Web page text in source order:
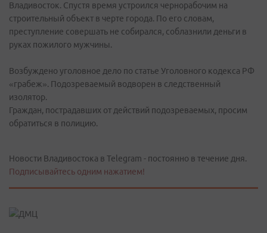
Владивосток. Спустя время устроился чернорабочим на
строительный объект в черте города. По его словам,
преступление совершать не собирался, соблазнили деньги в
руках пожилого мужчины.
Возбуждено уголовное дело по статье Уголовного кодекса РФ
«грабеж». Подозреваемый водворен в следственный
изолятор.
Граждан, пострадавших от действий подозреваемых, просим
обратиться в полицию.
Новости Владивостока в Telegram - постоянно в течение дня.
Подписывайтесь одним нажатием!